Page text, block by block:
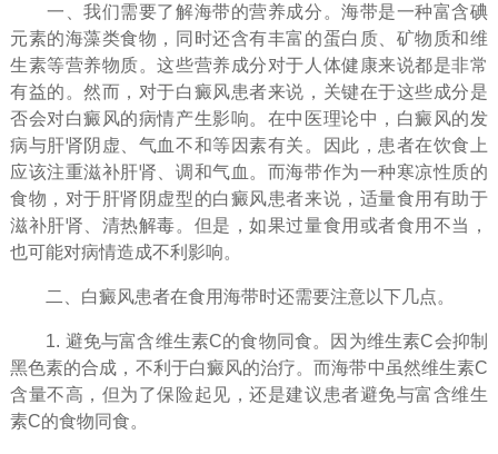
一、我们需要了解海带的营养成分。海带是一种富含碘
元素的海藻类食物，同时还含有丰富的蛋白质、矿物质和维
生素等营养物质。这些营养成分对于人体健康来说都是非常
有益的。然而，对于白癜风患者来说，关键在于这些成分是
否会对白癜风的病情产生影响。在中医理论中，白癜风的发
病与肝肾阴虚、气血不和等因素有关。因此，患者在饮食上
应该注重滋补肝肾、调和气血。而海带作为一种寒凉性质的
食物，对于肝肾阴虚型的白癜风患者来说，适量食用有助于
滋补肝肾、清热解毒。但是，如果过量食用或者食用不当，
也可能对病情造成不利影响。
二、白癜风患者在食用海带时还需要注意以下几点。
1. 避免与富含维生素C的食物同食。因为维生素C会抑制
黑色素的合成，不利于白癜风的治疗。而海带中虽然维生素C
含量不高，但为了保险起见，还是建议患者避免与富含维生
素C的食物同食。